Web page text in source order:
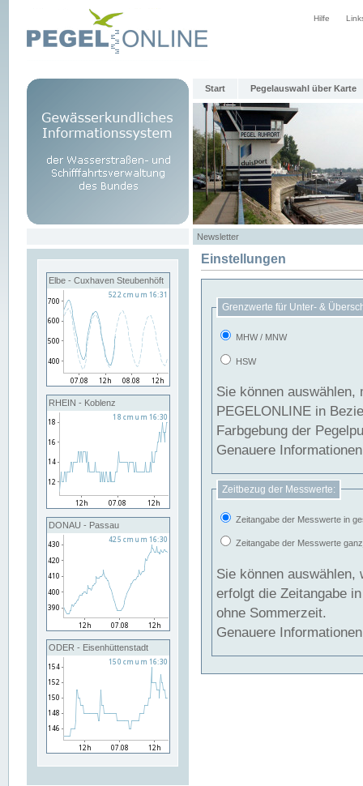
Hilfe
Start Pegelauswahl über Karte
Newsletter
Elbe - Cuxhaven Steubenhöft
RHEIN - Koblenz
DONAU - Passau
ODER - Eisenhüttenstadt
Einstellungen
Grenzwerte für Unter- &
MHW / MNW
HSW
Sie können
PEGELONLINE in Beziehung
Farbgebung der
Genauere
Zeitbezug der Messwerte:
Zeitangabe der Messwerte in
Zeitangabe der Messwerte
Sie können auswählen,
erfolgt die Zeitangabe
ohne Sommerzeit.
Genauere